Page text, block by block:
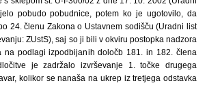
pobudo pobudnice, potem ko je ugotovilo, da
24. členu Zakona o Ustavnem sodišču (Uradni list
ZUstS), saj so ji bili v okviru postopka nadzora
na podlagi izpodbijanih določb 181. in 182. člena
je zadržalo izvrševanje 1. točke drugega
kolikor se nanaša na ukrep iz tretjega odstavka